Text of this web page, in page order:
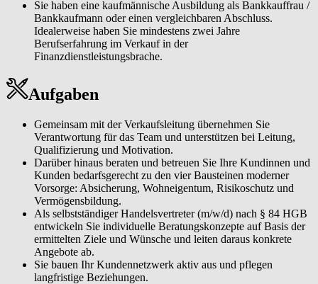
Sie haben eine kaufmännische Ausbildung als Bankkauffrau /
Bankkaufmann oder einen vergleichbaren Abschluss.
Idealerweise haben Sie mindestens zwei Jahre
Berufserfahrung im Verkauf in der
Finanzdienstleistungsbrache.
Aufgaben
Gemeinsam mit der Verkaufsleitung übernehmen Sie
Verantwortung für das Team und unterstützen bei Leitung,
Qualifizierung und Motivation.
Darüber hinaus beraten und betreuen Sie Ihre Kundinnen und
Kunden bedarfsgerecht zu den vier Bausteinen moderner
Vorsorge: Absicherung, Wohneigentum, Risikoschutz und
Vermögensbildung.
Als selbstständiger Handelsvertreter (m/w/d) nach § 84 HGB
entwickeln Sie individuelle Beratungskonzepte auf Basis der
ermittelten Ziele und Wünsche und leiten daraus konkrete
Angebote ab.
Sie bauen Ihr Kundennetzwerk aktiv aus und pflegen
langfristige Beziehungen.